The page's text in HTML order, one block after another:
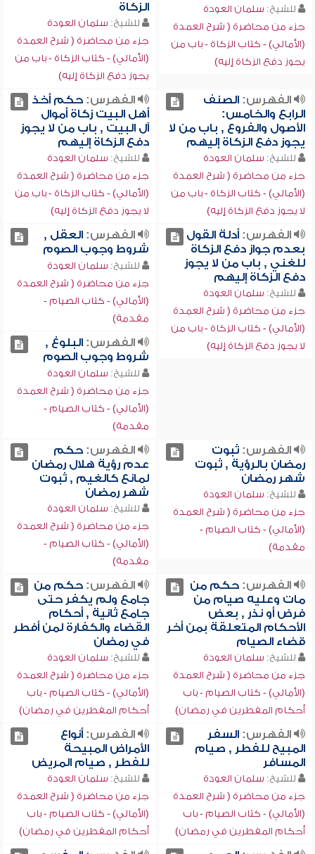
للشيخ: سلمان العودة
جزء من محاضرة ( شرح العمدة
(الأمالي) - كتاب الزكاة - باب من
يجوز دفع الزكاة إليه)
الزكاة
للشيخ: سلمان العودة
جزء من محاضرة ( شرح العمدة
(الأمالي) - كتاب الزكاة - باب من
يجوز دفع الزكاة إليه)
الفهرس:الصنف
الرابع والخامس:
الأصول والفروع , باب من لا
يجوز دفع الزكاة إليهم
للشيخ: سلمان العودة
جزء من محاضرة ( شرح العمدة
(الأمالي) - كتاب الزكاة - باب من
لا يجوز دفع الزكاة إليه)
الفهرس:حكم أخذ
أهل البيت زكاة أموال
آل البيت , باب من لا يجوز
دفع الزكاة إليهم
للشيخ: سلمان العودة
جزء من محاضرة ( شرح العمدة
(الأمالي) - كتاب الزكاة - باب من
لا يجوز دفع الزكاة إليه)
الفهرس:أدلة القول
بعدم جواز دفع الزكاة
للغني , باب من لا يجوز
دفع الزكاة إليهم
للشيخ: سلمان العودة
جزء من محاضرة ( شرح العمدة
(الأمالي) - كتاب الزكاة - باب من
لا يجوز دفع الزكاة إليه)
الفهرس:العقل ,
شروط وجوب الصوم
للشيخ: سلمان العودة
جزء من محاضرة ( شرح العمدة
(الأمالي) - كتاب الصيام -
مقدمة)
الفهرس:البلوغ ,
شروط وجوب الصوم
للشيخ: سلمان العودة
جزء من محاضرة ( شرح العمدة
(الأمالي) - كتاب الصيام -
مقدمة)
الفهرس:ثبوت
رمضان بالرؤية , ثبوت
شهر رمضان
للشيخ: سلمان العودة
جزء من محاضرة ( شرح العمدة
(الأمالي) - كتاب الصيام -
مقدمة)
الفهرس:حكم
عدم رؤية هلال رمضان
لمانع كالغيم , ثبوت
شهر رمضان
للشيخ: سلمان العودة
جزء من محاضرة ( شرح العمدة
(الأمالي) - كتاب الصيام -
مقدمة)
الفهرس:حكم من
مات وعليه صيام من
فرض أو نذر , بعض
الأحكام المتعلقة بمن أخر
قضاء الصيام
للشيخ: سلمان العودة
جزء من محاضرة ( شرح العمدة
(الأمالي) - كتاب الصيام - باب
أحكام المفطرين في رمضان)
الفهرس:حكم من
جامع ولم يكفر حتى
جامع ثانية , أحكام
القضاء والكفارة لمن أفطر
في رمضان
للشيخ: سلمان العودة
جزء من محاضرة ( شرح العمدة
(الأمالي) - كتاب الصيام - باب
أحكام المفطرين في رمضان)
الفهرس:السفر
المبيح للفطر , صيام
المسافر
للشيخ: سلمان العودة
جزء من محاضرة ( شرح العمدة
(الأمالي) - كتاب الصيام - باب
أحكام المفطرين في رمضان)
الفهرس:أنواع
الأمراض المبيحة
للفطر , صيام المريض
للشيخ: سلمان العودة
جزء من محاضرة ( شرح العمدة
(الأمالي) - كتاب الصيام - باب
أحكام المفطرين في رمضان)